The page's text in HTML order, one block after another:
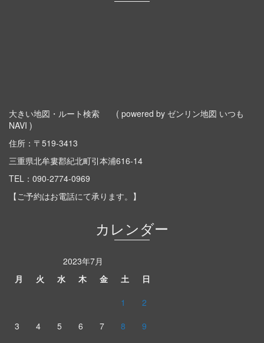
大きい地図・ルート検索
( powered by ゼンリン地図 いつも
NAVI )
住所：〒519-3413
三重県北牟婁郡紀北町引本浦616-14
TEL： 090-2774-0969
【ご予約はお電話にて承ります。】
カレンダー
2023年7月
月
火 水 木 金 土
日
1
2
3
4 5 6 7 8
9